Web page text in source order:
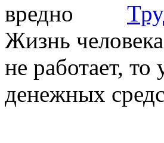
Жизнь
не работает, то
денежных